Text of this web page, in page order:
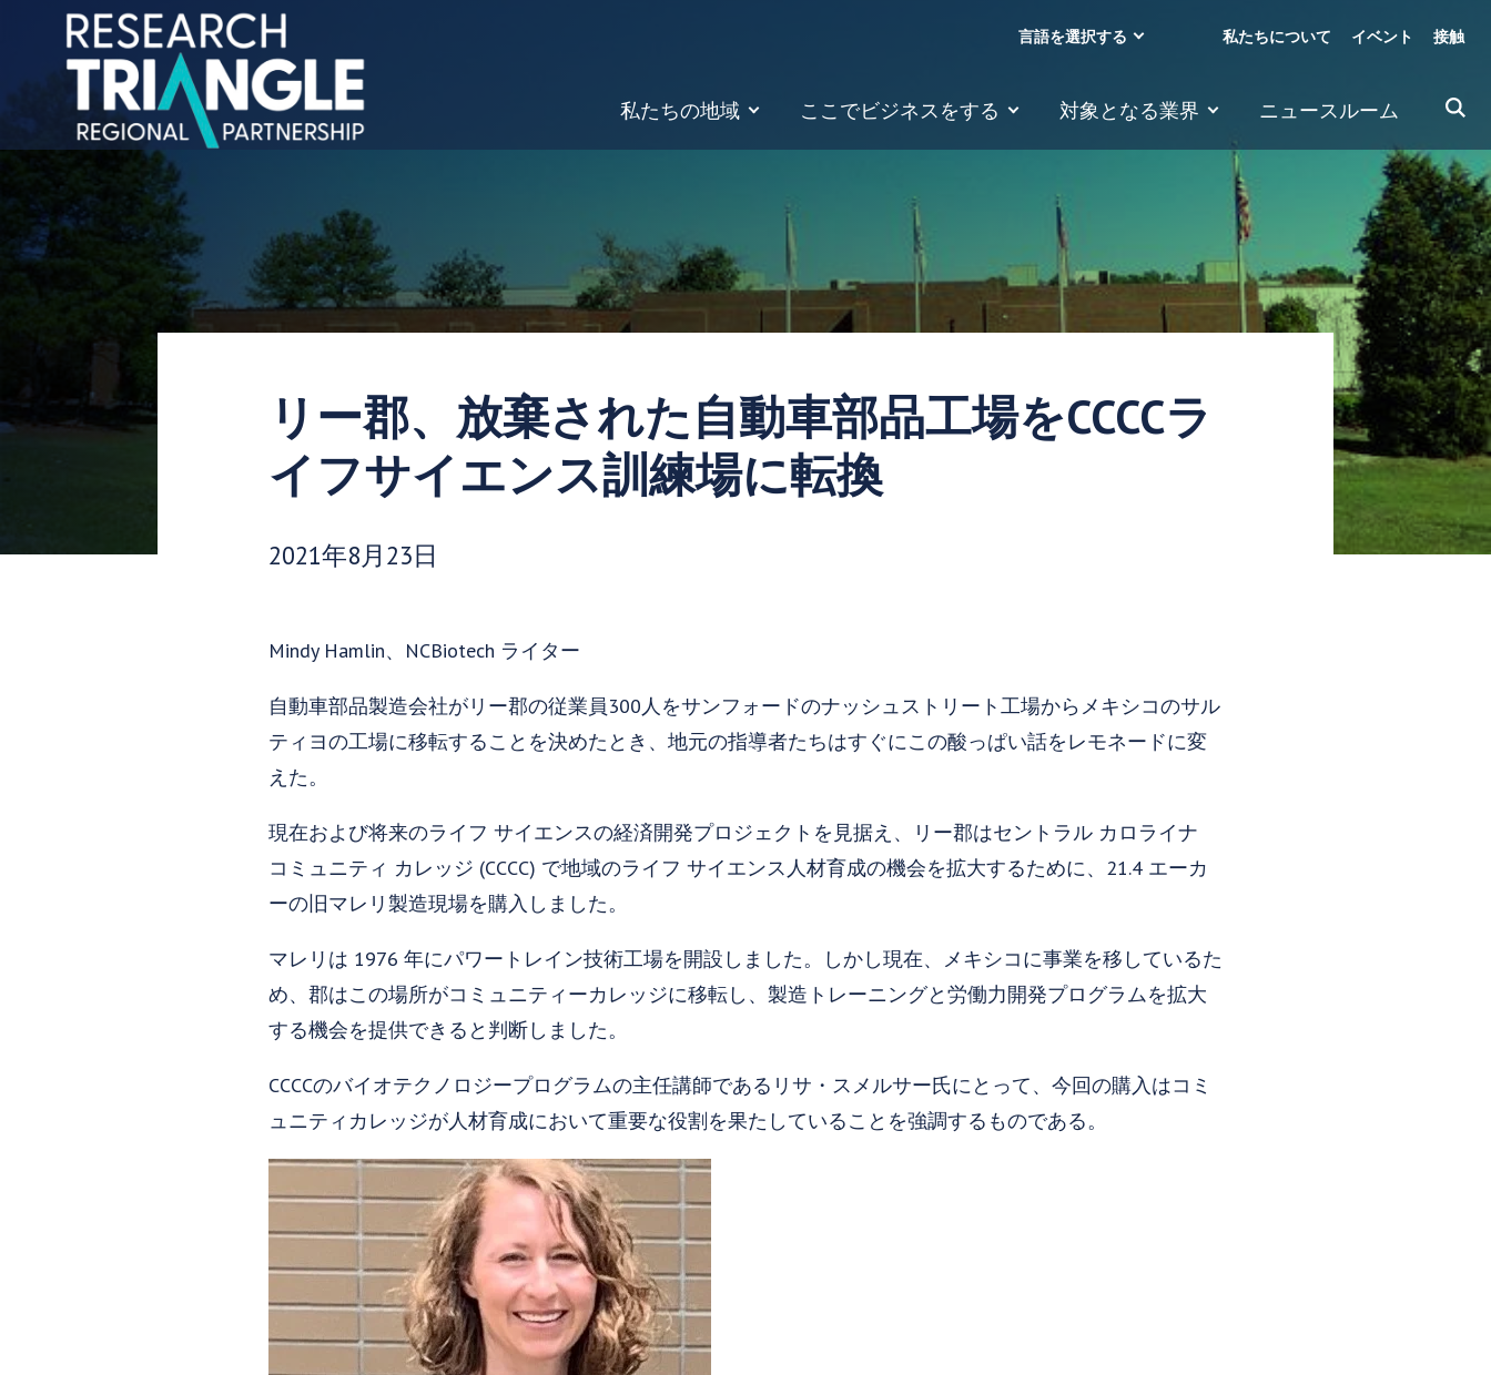
コンテンツにスキップ
私たちの地域 ここでビジネスをする 対象となる業界 ニュースルーム
私たちについて イベント 接触
言語を選択する
リー郡、放棄された自動車部品工場をCCCCラ
イフサイエンス訓練場に転換
発行日:
2021年8月23日
Mindy Hamlin、NCBiotech ライター
自動車部品製造会社がリー郡の従業員300人をサンフォードのナッシュストリート工場からメキシコのサル
ティヨの工場に移転することを決めたとき、地元の指導者たちはすぐにこの酸っぱい話をレモネードに変
えた。
現在および将来のライフ サイエンスの経済開発プロジェクトを見据え、リー郡はセントラル カロライナ
コミュニティ カレッジ (CCCC) で地域のライフ サイエンス人材育成の機会を拡大するために、21.4 エーカ
ーの旧マレリ製造現場を購入しました。
マレリは 1976 年にパワートレイン技術工場を開設しました。しかし現在、メキシコに事業を移しているた
め、郡はこの場所がコミュニティーカレッジに移転し、製造トレーニングと労働力開発プログラムを拡大
する機会を提供できると判断しました。
CCCCのバイオテクノロジープログラムの主任講師であるリサ・スメルサー氏にとって、今回の購入はコミ
ュニティカレッジが人材育成において重要な役割を果たしていることを強調するものである。